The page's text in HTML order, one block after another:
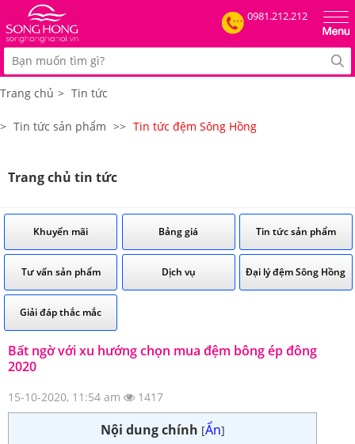
0981.212.212
Trang chủ > Tin tức
> Tin tức sản phẩm >> Tin tức đệm Sông Hồng
Trang chủ tin tức
Khuyến mãi Bảng giá Tin tức sản phẩm
Tư vấn sản phẩm Dịch vụ Đại lý đệm Sông Hồng
Giải đáp thắc mắc
Bất ngờ với xu hướng chọn mua đệm bông ép đông
2020
15-10-2020, 11:54 am 1417
Nội dung chính [Ẩn]